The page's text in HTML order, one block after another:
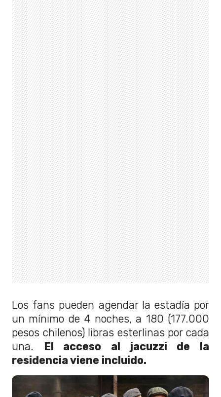
Los fans pueden agendar la estadía por
un mínimo de 4 noches, a 180 (177.000
pesos chilenos) libras esterlinas por cada
una. El acceso al jacuzzi de la
residencia viene incluido.